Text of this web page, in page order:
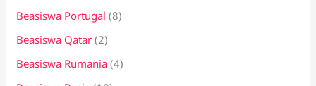
Beasiswa Portugal (8)
Beasiswa Qatar (2)
Beasiswa Rumania (4)